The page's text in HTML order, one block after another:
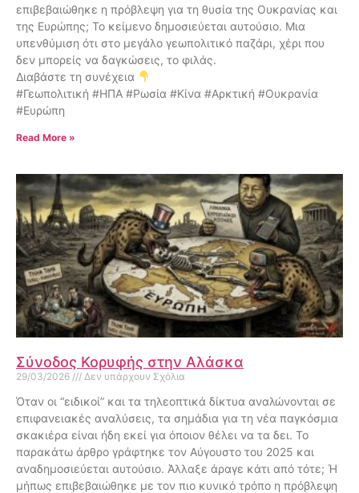
επιβεβαιώθηκε η πρόβλεψη για τη θυσία της Ουκρανίας και
της Ευρώπης; Το κείμενο δημοσιεύεται αυτούσιο. Μια
υπενθύμιση ότι στο μεγάλο γεωπολιτικό παζάρι, χέρι που
δεν μπορείς να δαγκώσεις, το φιλάς.
Διαβάστε τη συνέχεια
#Γεωπολιτική #ΗΠΑ #Ρωσία #Κίνα #Αρκτική #Ουκρανία
#Ευρώπη
Read More »
Σύνοδος Κορυφής στην Αλάσκα
29/03/2026 Δεν υπάρχουν Σχόλια
Όταν οι “ειδικοί” και τα τηλεοπτικά δίκτυα αναλώνονται σε
επιφανειακές αναλύσεις, τα σημάδια για τη νέα παγκόσμια
σκακιέρα είναι ήδη εκεί για όποιον θέλει να τα δει. Το
παρακάτω άρθρο γράφτηκε τον Αύγουστο του 2025 και
αναδημοσιεύεται αυτούσιο. Άλλαξε άραγε κάτι από τότε; Ή
μήπως επιβεβαιώθηκε με τον πιο κυνικό τρόπο η πρόβλεψη